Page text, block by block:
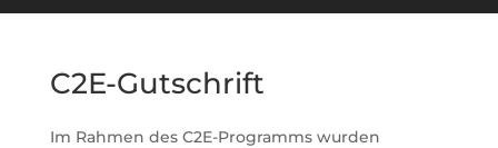
C2E-Gutschrift
Im Rahmen des C2E-Programms wurden